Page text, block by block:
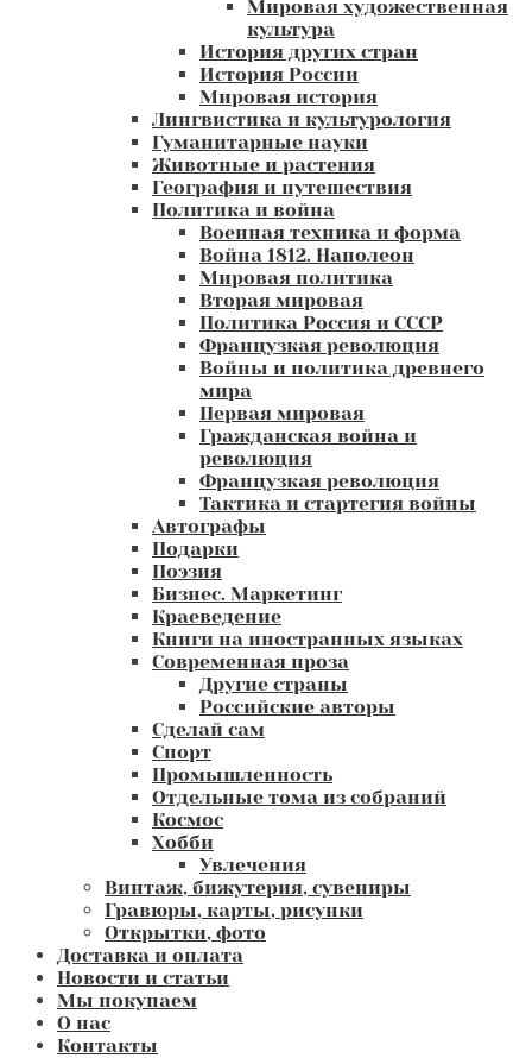
Мировая художественная
культура
История других стран
История России
Мировая история
Лингвистика и культурология
Гуманитарные науки
Животные и растения
География и путешествия
Политика и война
Военная техника и форма
Война 1812. Наполеон
Мировая политика
Вторая мировая
Политика Россия и СССР
Французкая революция
Войны и политика древнего
мира
Первая мировая
Гражданская война и
революция
Французкая революция
Тактика и стартегия войны
Автографы
Подарки
Поэзия
Бизнес. Маркетинг
Краеведение
Книги на иностранных языках
Современная проза
Другие страны
Российские авторы
Сделай сам
Спорт
Промышленность
Отдельные тома из собраний
Космос
Хобби
Увлечения
Винтаж, бижутерия, сувениры
Гравюры, карты, рисунки
Открытки, фото
Доставка и оплата
Новости и статьи
Мы покупаем
О нас
Контакты